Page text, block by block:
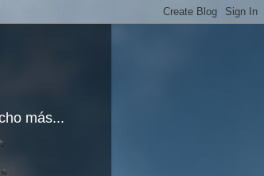
más...